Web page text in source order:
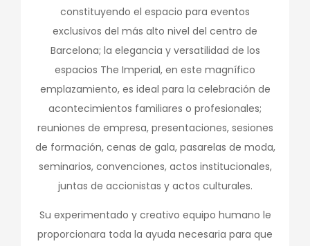
constituyendo el espacio para eventos
exclusivos del más alto nivel del centro de
Barcelona; la elegancia y versatilidad de los
espacios The Imperial, en este magnífico
emplazamiento, es ideal para la celebración de
acontecimientos familiares o profesionales;
reuniones de empresa, presentaciones, sesiones
de formación, cenas de gala, pasarelas de moda,
seminarios, convenciones, actos institucionales,
juntas de accionistas y actos culturales.
Su experimentado y creativo equipo humano le
proporcionara toda la ayuda necesaria para que